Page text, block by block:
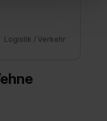
der Cookies externe
und hierfür
später noch im
Willst du nur
Logistik / Verkehr